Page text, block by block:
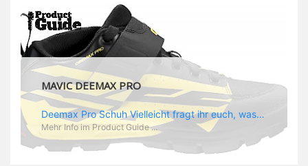
MAVIC DEEMAX PRO
Deemax Pro Schuh Vielleicht fragt ihr euch, was ein Schuh mit Deemax zu tun hat? Nun, hier spielt vor allem der Einsatzzweck eine Rolle: Deemax steht für Gravity pur und dafür ist auch der neue Schuh gedacht, der vor allem den Ideen von Downhill Legende Fabien Barel entspricht. Der Schuh soll ganz der Deemax Philosophie entsprechen: kompromisslose Funktion, effizient und hoher Komfort standen auf der Wunschliste von Fabien. Und das kam dabei heraus: - die neue „Energy Grip AM“ Sohle bietet maximale Stabilität und optimalen Grip auf dem Pedal. - die „Ergo Fit“ Innensohle soll super hohen Komfort bieten und optimal sitzen und zwar den ganzen Tag lang. - eine 3D-Mesch-Konstruktion soll den Fuß belüften und sowohl bei Sonne also auch unter kühlen Bedingungen für optimales Fußklima sorgen - die Assymetrische Konstruktion mit höherem Seitenteil innen soll den Knöchel optimal schützen - extra Schutz für die Zehen und die Fersen
Mehr Info im Product Guide ...